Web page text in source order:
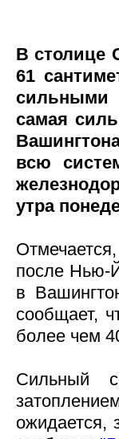
В столице
61
сильными
самая
всю
утра
после Нью-
в
сообщает,
более чем
Сильный
ожидается,